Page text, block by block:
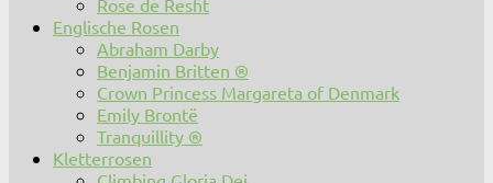
Englische Rosen
Abraham Darby
Benjamin Britten ®
Crown Princess Margareta of Denmark
Emily Brontë
Tranquillity ®
Kletterrosen